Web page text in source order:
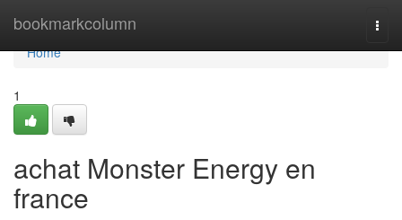
bookmarkcolumn
Home
Home
1
achat Monster Energy en
france